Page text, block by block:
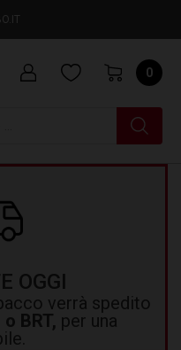
0
OGGI
verrà spedito
BRT, per una